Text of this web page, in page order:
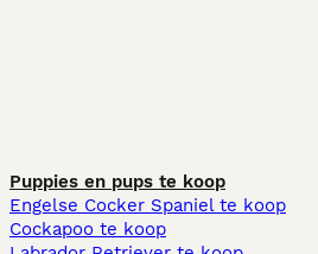
Puppies en pups te koop
Engelse Cocker Spaniel te koop
Cockapoo te koop